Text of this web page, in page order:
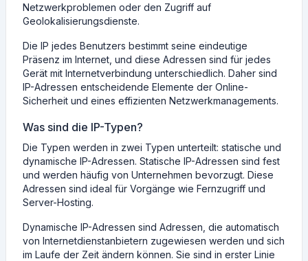
Netzwerkproblemen oder den Zugriff auf
Geolokalisierungsdienste.
Die IP jedes Benutzers bestimmt seine eindeutige
Präsenz im Internet, und diese Adressen sind für jedes
Gerät mit Internetverbindung unterschiedlich. Daher sind
IP-Adressen entscheidende Elemente der Online-
Sicherheit und eines effizienten Netzwerkmanagements.
Was sind die IP-Typen?
Die Typen werden in zwei Typen unterteilt: statische und
dynamische IP-Adressen. Statische IP-Adressen sind fest
und werden häufig von Unternehmen bevorzugt. Diese
Adressen sind ideal für Vorgänge wie Fernzugriff und
Server-Hosting.
Dynamische IP-Adressen sind Adressen, die automatisch
von Internetdienstanbietern zugewiesen werden und sich
im Laufe der Zeit ändern können. Sie sind in erster Linie